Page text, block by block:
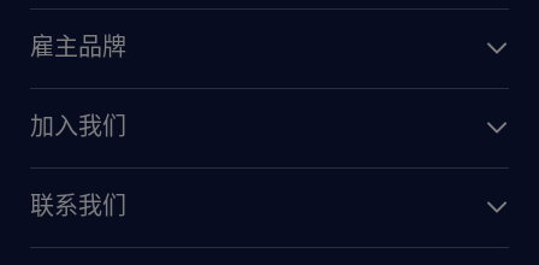
雇主品牌
加入我们
联系我们